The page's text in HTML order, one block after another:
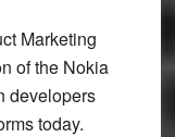
Marketing
of the Nokia
developers
today.